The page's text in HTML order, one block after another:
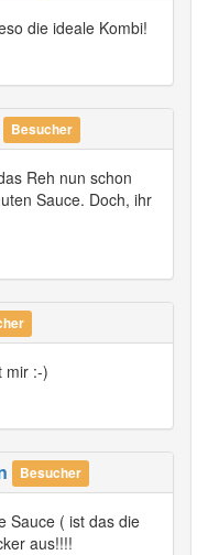
die ideale Kombi!
Besucher
Reh nun schon
Sauce. Doch, ihr
mir :-)
Besucher
Sauce ( ist das die
aus!!!!